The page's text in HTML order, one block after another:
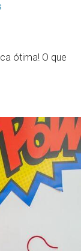
ótima! O que